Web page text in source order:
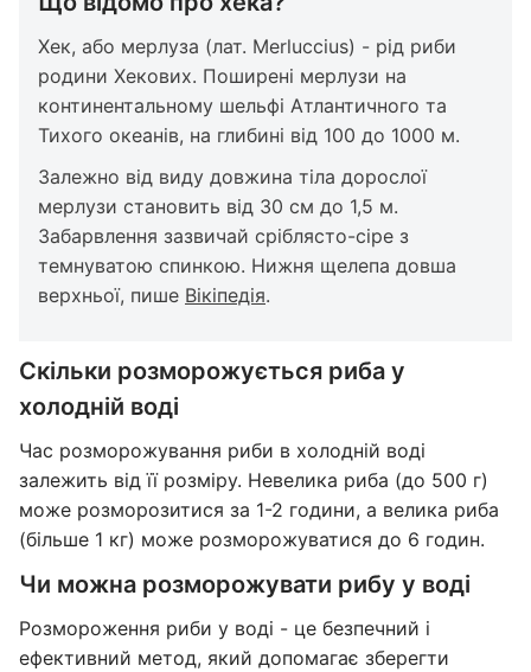
Хек, або мерлуза (лат. Merluccius) - рід риби
родини Хекових. Поширені мерлузи на
континентальному шельфі Атлантичного та
Тихого океанів, на глибині від 100 до 1000 м.
Залежно від виду довжина тіла дорослої
мерлузи становить від 30 см до 1,5 м.
Забарвлення зазвичай сріблясто-сіре з
темнуватою спинкою. Нижня щелепа довша
верхньої, пише Вікіпедія.
Скільки розморожується риба у
холодній воді
Час розморожування риби в холодній воді
залежить від її розміру. Невелика риба (до 500 г)
може розморозитися за 1-2 години, а велика риба
(більше 1 кг) може розморожуватися до 6 годин.
Чи можна розморожувати рибу у воді
Розмороження риби у воді - це безпечний і
ефективний метод, який допомагає зберегти